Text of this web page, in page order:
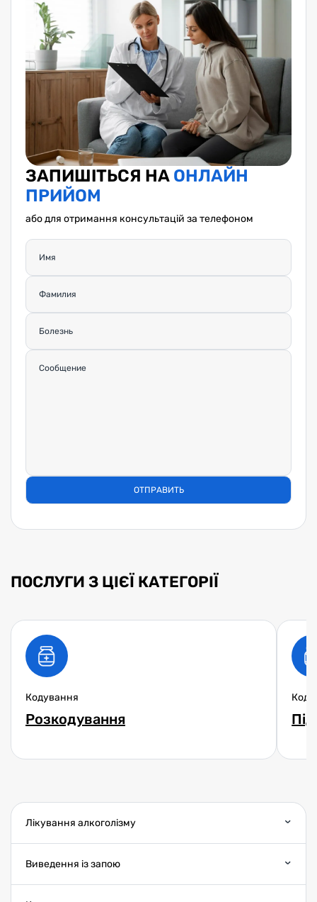
Лікування алкоголізму
Виведення із запою
ЗАПИШІТЬСЯ НА ОНЛАЙН
ПРИЙОМ
або для отримання консультацій за телефоном
ПОСЛУГИ З ЦІЄЇ КАТЕГОРІЇ
Кодування
Розкодування